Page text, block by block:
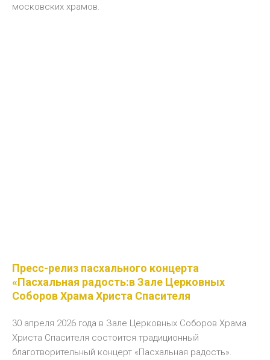
московских храмов.
Пресс-релиз пасхального концерта
«Пасхальная радость:в Зале Церковных
Соборов Храма Христа Спасителя
30 апреля 2026 года в Зале Церковных Соборов Храма
Христа Спасителя состоится традиционный
благотворительный концерт «Пасхальная радость».